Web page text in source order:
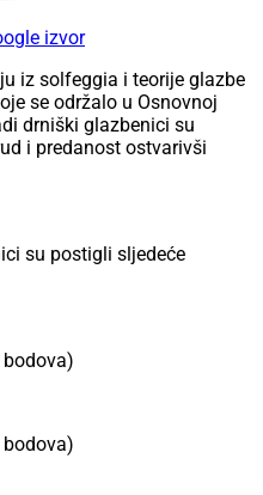
izvor
iz solfeggia i teorije glazbe
se održalo u Osnovnoj
drniški glazbenici su
i predanost ostvarivši
su postigli sljedeće